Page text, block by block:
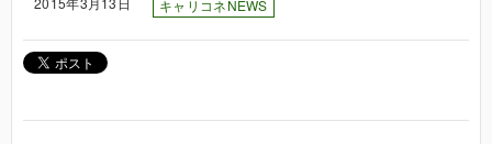
キャリコネNEWS